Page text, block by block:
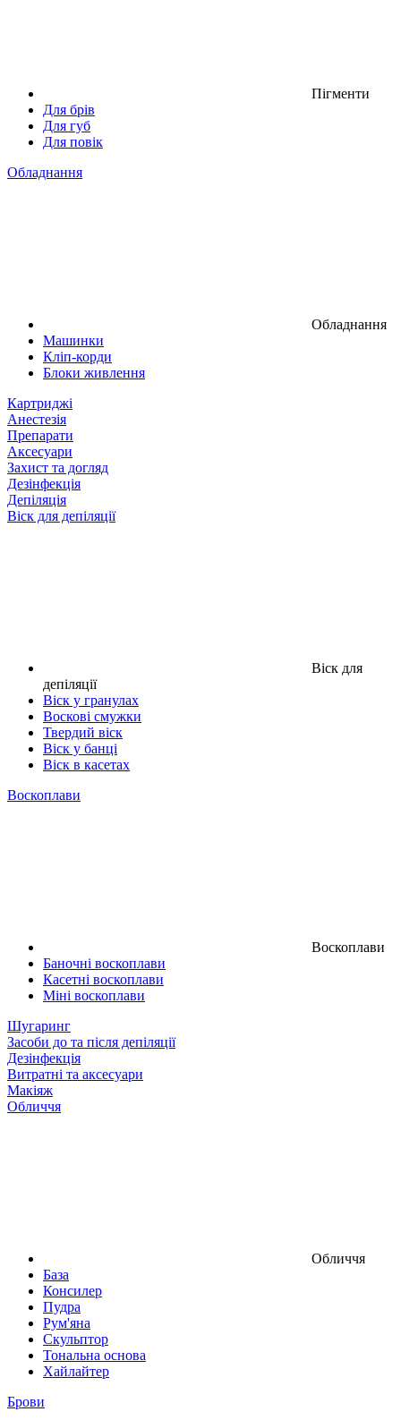
Пігменти
Для брів
Для губ
Для повік
Обладнання
Обладнання
Машинки
Кліп-корди
Блоки живлення
Картриджі
Анестезія
Препарати
Аксесуари
Захист та догляд
Дезінфекція
Депіляція
Віск для депіляції
Віск для
депіляції
Віск у гранулах
Воскові смужки
Твердий віск
Віск у банці
Віск в касетах
Воскоплави
Воскоплави
Баночні воскоплави
Касетні воскоплави
Міні воскоплави
Шугаринг
Засоби до та після депіляції
Дезінфекція
Витратні та аксесуари
Макіяж
Обличчя
Обличчя
База
Консилер
Пудра
Рум'яна
Скульптор
Тональна основа
Хайлайтер
Брови